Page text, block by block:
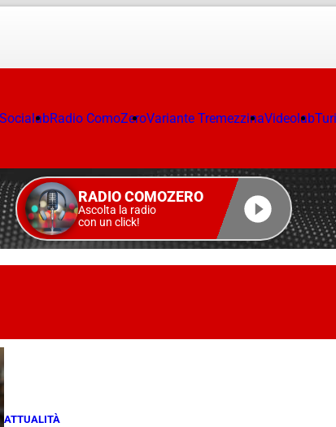
SocialabRadio ComoZeroVariante TremezzinaVideolab
RADIO COMOZERO
Ascolta la radio
con un click!
ATTUALITÀ